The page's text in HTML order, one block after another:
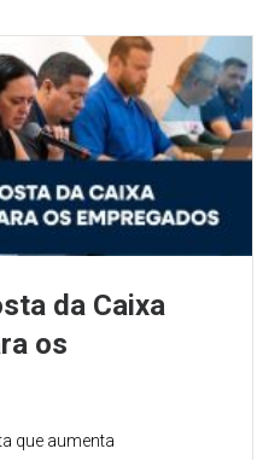
da Caixa
os
que aumenta